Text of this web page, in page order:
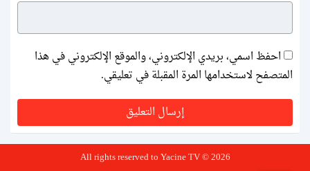
احفظ اسمي، بريدي الإلكتروني، والموقع الإلكتروني في هذا
المتصفح لاستخدامها المرة المقبلة في تعليقي.
All rights reserved to Yacine TV © 2026